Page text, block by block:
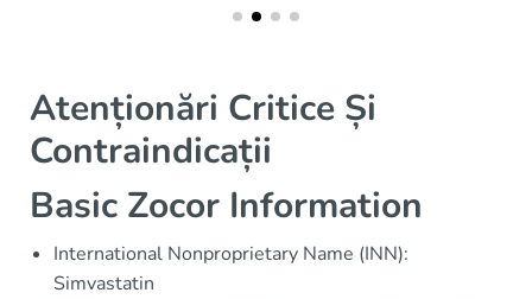
Atenționări Critice Și
Contraindicații
Basic Zocor Information
International Nonproprietary Name (INN):
Simvastatin